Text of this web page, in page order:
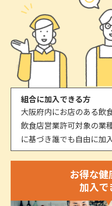
組合に加入できる方
大阪府内にお店のある飲
飲食店営業許可対象の業
に基づき誰でも自由に加
お得な健
加入で